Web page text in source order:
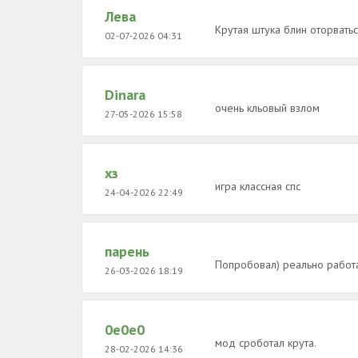
Лева
02-07-2026 04:31 Крутая штука блин
Dinara
27-05-2026 15:58 очень кльовый взлом
хз
24-04-2026 22:49 игра классная спс
парень
26-03-2026 18:19 Попробовал) реально
0e0e0
28-02-2026 14:36 мод сроботал крута.